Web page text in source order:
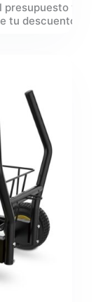
presupuesto y
tu descuento